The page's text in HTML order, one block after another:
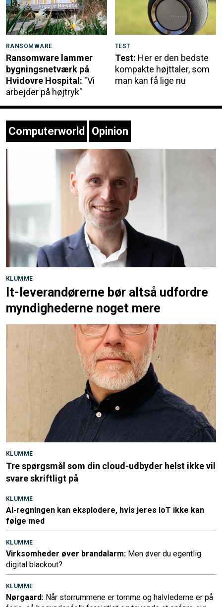
RANSOMWARE
Ransomware lammer
bygningsnetværk på
Hvidovre Hospital: "Vi
arbejder på højtryk"
TEST
Test: Her er den bedste
kompakte højttaler, som
man kan få lige nu
Computerworld Opinion
KLUMME
It-leverandørerne bør altså udfordre
myndighederne noget mere
KLUMME
Tre spørgsmål som din cloud-udbyder helst ikke vil
svare skriftligt på
KLUMME
AI-regningen kan eksplodere, hvis jeres IoT ikke kan
følge med
KLUMME
Virksomheder øver brandalarm: Men øver du egentlig
digital blackout?
KLUMME
Nørgaard: Når storrummene er tomme og halvlederne er på